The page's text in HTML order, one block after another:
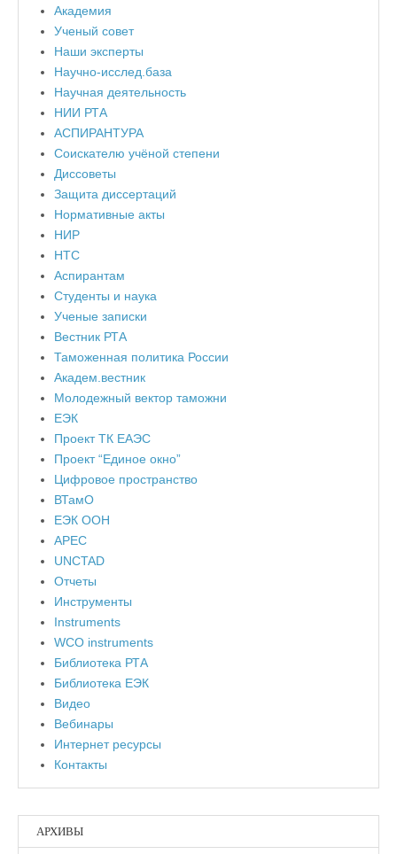
Академия
Ученый совет
Наши эксперты
Научно-исслед.база
Научная деятельность
НИИ РТА
АСПИРАНТУРА
Соискателю учёной степени
Диссоветы
Защита диссертаций
Нормативные акты
НИР
НТС
Аспирантам
Студенты и наука
Ученые записки
Вестник РТА
Таможенная политика России
Академ.вестник
Молодежный вектор таможни
ЕЭК
Проект ТК ЕАЭС
Проект “Единое окно”
Цифровое пространство
ВТамО
ЕЭК ООН
APEC
UNCTAD
Отчеты
Инструменты
Instruments
WCO instruments
Библиотека РТА
Библиотека ЕЭК
Видео
Вебинары
Интернет ресурсы
Контакты
АРХИВЫ